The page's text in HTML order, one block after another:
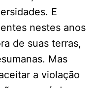
E
nestes anos
de suas terras,
Mas
a violação